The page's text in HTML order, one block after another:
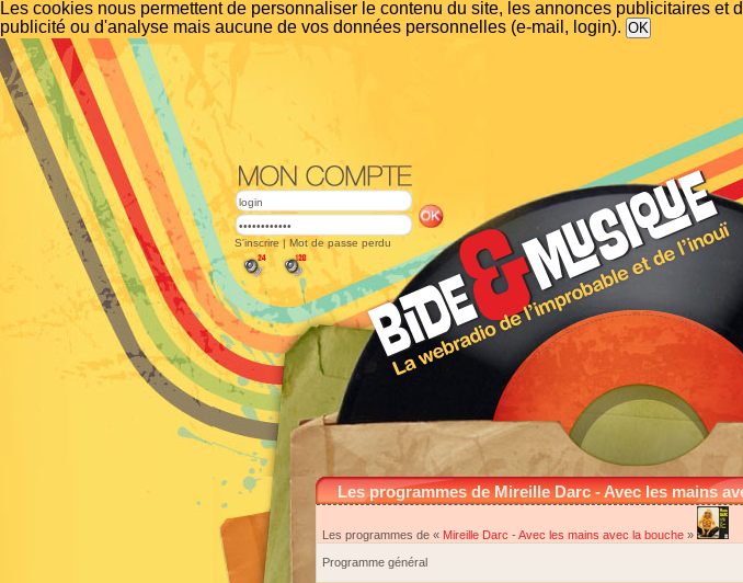
Les cookies nous permettent de personnaliser le contenu du site, les annonces publicitaires
publicité ou d'analyse mais aucune de vos données personnelles (e-mail, login).
S'inscrire | Mot de passe perdu
Les programmes de Mireille Darc - Avec les mains
Les programmes de « Mireille Darc -Avec les mains avec la bouche »
Programme général